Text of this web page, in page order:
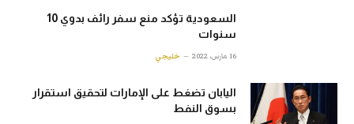
السعودية تؤكد منع سفر رائف بدوي 10
سنوات
16 مارس، 2022 خليجي
اليابان تضغط على الإمارات لتحقيق استقرار
بسوق النفط